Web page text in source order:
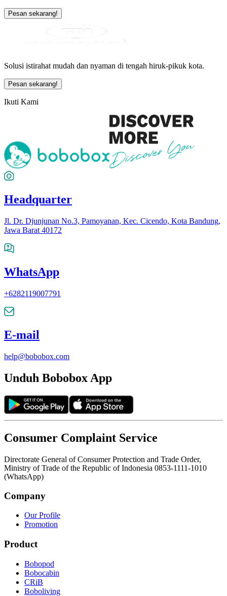
Pesan sekarang!
Solusi istirahat mudah dan nyaman di tengah hiruk-pikuk kota.
Pesan sekarang!
Ikuti Kami
Headquarter
Jl. Dr. Djunjunan No.3, Pamoyanan, Kec. Cicendo, Kota Bandung,
Jawa Barat 40172
WhatsApp
+6282119007791
E-mail
help@bobobox.com
Unduh Bobobox App
Consumer Complaint Service
Directorate General of Consumer Protection and Trade Order,
Ministry of Trade of the Republic of Indonesia 0853-1111-1010
(WhatsApp)
Company
Our Profile
Promotion
Product
Bobopod
Bobocabin
CRiB
Boboliving